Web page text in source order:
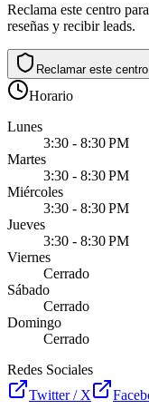
Reclama este centro
reseñas y recibir leads.
Reclamar este centro
Horario
Lunes
3:30 - 8:30 PM
Martes
3:30 - 8:30 PM
Miércoles
3:30 - 8:30 PM
Jueves
3:30 - 8:30 PM
Viernes
Cerrado
Sábado
Cerrado
Domingo
Cerrado
Redes Sociales
Twitter / X